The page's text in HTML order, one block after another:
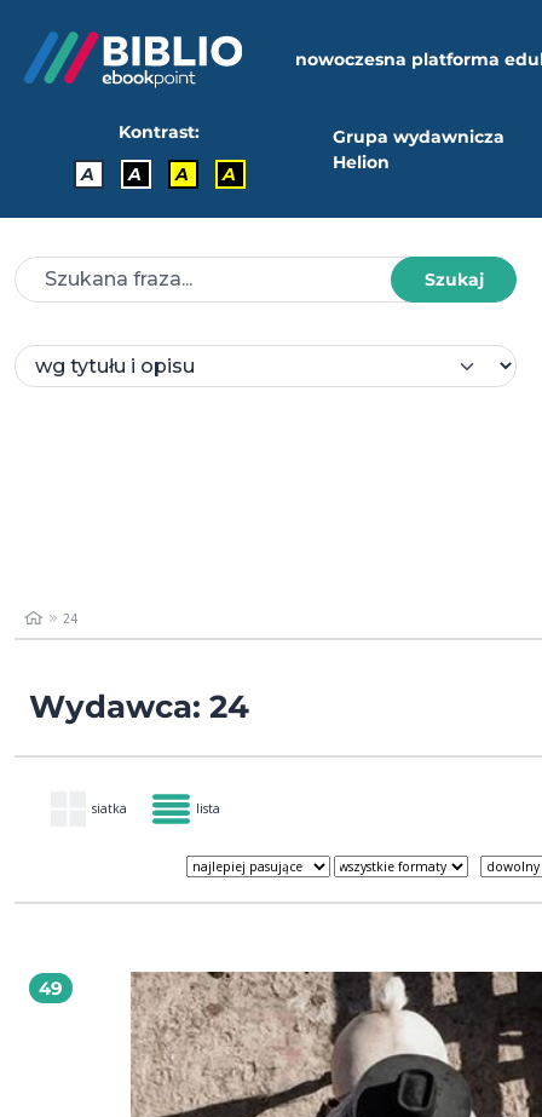
nowoczesna platforma
Kontrast:
A
A A A
Grupa wydawnicza
Helion
Szukaj
24
Wydawca: 24
siatka lista
49